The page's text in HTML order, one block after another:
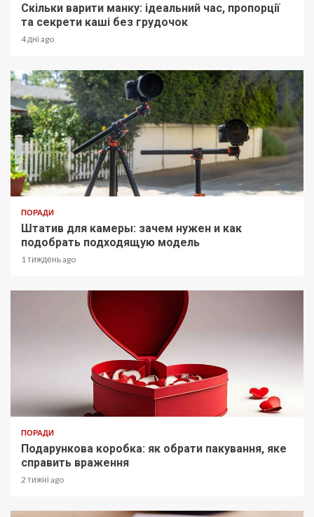
Скільки варити манку: ідеальний час, пропорції
та секрети каші без грудочок
4 дні ago
ПОРАДИ
Штатив для камеры: зачем нужен и как
подобрать подходящую модель
1 тиждень ago
ПОРАДИ
Подарункова коробка: як обрати пакування, яке
справить враження
2 тижні ago